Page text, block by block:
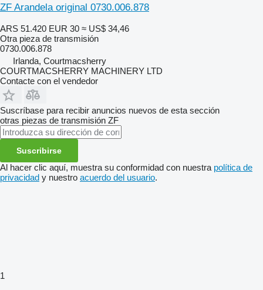
ZF Arandela original 0730.006.878
ARS 51.420 EUR 30 ≈ US$ 34,46
Otra pieza de transmisión
0730.006.878
Irlanda, Courtmacsherry
COURTMACSHERRY MACHINERY LTD
Contacte con el vendedor
Suscríbase para recibir anuncios nuevos de esta sección
otras piezas de transmisión ZF
Suscribirse
Al hacer clic aquí, muestra su conformidad con nuestra política de
privacidad y nuestro acuerdo del usuario.
1